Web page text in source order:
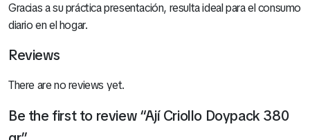
Gracias a su práctica presentación, resulta ideal para el consumo
diario en el hogar.
Reviews
There are no reviews yet.
Be the first to review “Ají Criollo Doypack 380